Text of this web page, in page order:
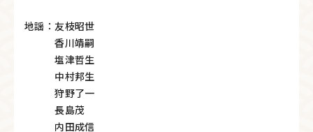
地謡：友枝昭世
香川靖嗣
塩津哲生
中村邦生
狩野了一
長島茂
内田成信